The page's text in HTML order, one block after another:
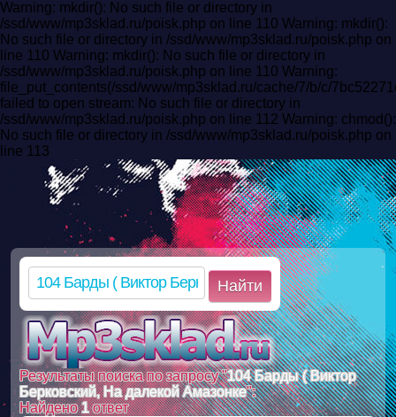
Warning: mkdir(): No such file or directory in
/ssd/www/mp3sklad.ru/poisk.php on line 110 Warning: mkdir():
No such file or directory in /ssd/www/mp3sklad.ru/poisk.php on
line 110 Warning: mkdir(): No such file or directory in
/ssd/www/mp3sklad.ru/poisk.php on line 110 Warning:
file_put_contents(/ssd/www/mp3sklad.ru/cache/7/b/c/
failed to open stream: No such file or directory in
/ssd/www/mp3sklad.ru/poisk.php on line 112 Warning: chmod():
No such file or directory in /ssd/www/mp3sklad.ru/poisk.php on
line 113
Найти
Результаты поиска по запросу "104 Барды ( Виктор
Берковский, На далекой Амазонке":
Найдено1ответ